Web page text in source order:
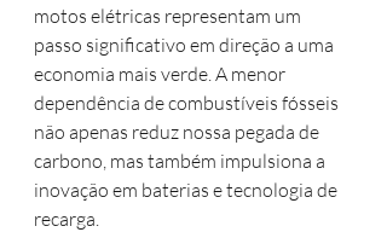
motos elétricas representam um
passo significativo em direção a uma
economia mais verde. A menor
dependência de combustíveis fósseis
não apenas reduz nossa pegada de
carbono, mas também impulsiona a
inovação em baterias e tecnologia de
recarga.